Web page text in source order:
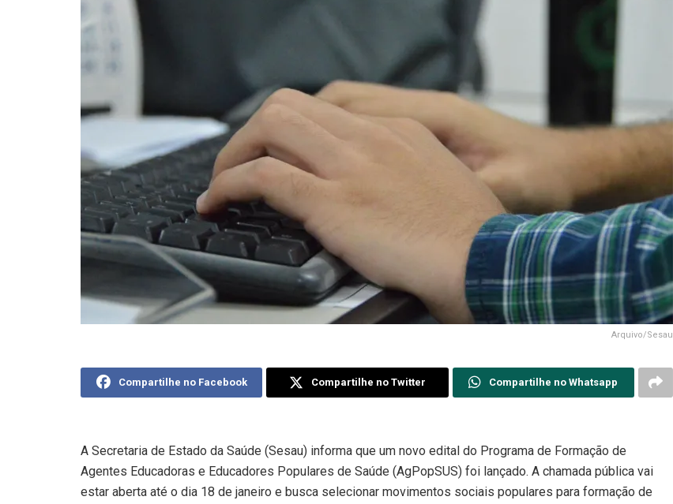
Arquivo/Sesau
Compartilhe no Facebook Compartilhe no Twitter Compartilhe no Whatsapp
A Secretaria de Estado da Saúde (Sesau) informa que um novo edital do Programa de Formação de
Agentes Educadoras e Educadores Populares de Saúde (AgPopSUS) foi lançado. A chamada pública vai
estar aberta até o dia 18 de janeiro e busca selecionar movimentos sociais populares para formação de